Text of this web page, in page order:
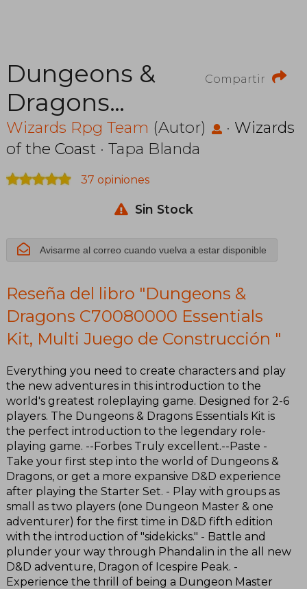
Compartir
Dungeons &
Dragons
C70080000
Essentials Kit,
Multi Juego
Construcción
Wizards Rpg Team (Autor) · Wizards
of the Coast · Tapa Blanda
37 opiniones
Sin Stock
Avisarme al correo cuando vuelva a estar disponible
Reseña del libro "Dungeons &
Dragons C70080000 Essentials
Kit, Multi Juego de Construcción "
Everything you need to create characters and play
the new adventures in this introduction to the
world's greatest roleplaying game. Designed for 2-6
players. The Dungeons & Dragons Essentials Kit is
the perfect introduction to the legendary role-
playing game. --Forbes Truly excellent.--Paste -
Take your first step into the world of Dungeons &
Dragons, or get a more expansive D&D experience
after playing the Starter Set. - Play with groups as
small as two players (one Dungeon Master & one
adventurer) for the first time in D&D fifth edition
with the introduction of "sidekicks." - Battle and
plunder your way through Phandalin in the all new
D&D adventure, Dragon of Icespire Peak. -
Experience the thrill of being a Dungeon Master